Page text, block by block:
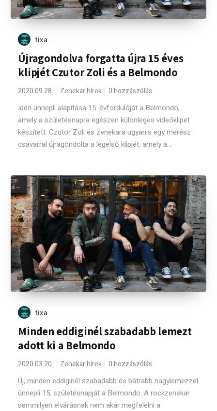
tixa
Újragondolva forgatta újra 15 éves
klipjét Czutor Zoli és a Belmondo
2020.09.28. Zenekar hírek 0 hozzászólás
Idén ünnepli alapítása 15. évfordulóját a Belmondo,
amely a születésnapra egészen különleges videóklipet
készített. Czutor Zoli és zenekara ugyanis egy merész
csavarral újragondolta a legelső klipjét, amely a...
tixa
Minden eddiginél szabadabb lemezt
adott ki a Belmondo
2020.03.20. Zenekar hírek 0 hozzászólás
Új, minden eddiginél szabadabb és bátrabb nagylemezzel
ünnepli 15. születésnapját a Belmondo. A rockzenekar
semmilyen elvárásnak nem akar megfelelni a